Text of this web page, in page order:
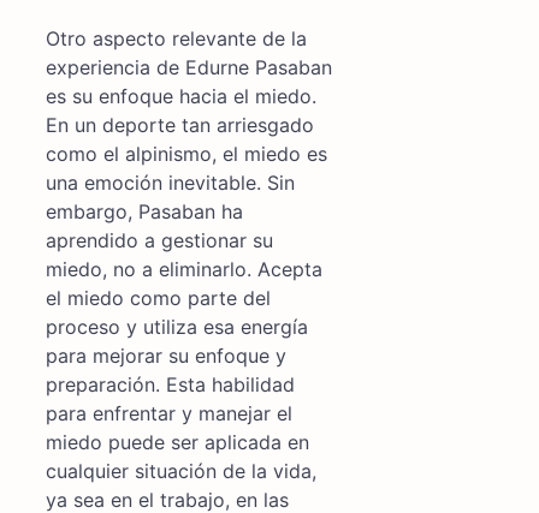
Otro aspecto relevante de la
experiencia de Edurne Pasaban
es su enfoque hacia el miedo.
En un deporte tan arriesgado
como el alpinismo, el miedo es
una emoción inevitable. Sin
embargo, Pasaban ha
aprendido a gestionar su
miedo, no a eliminarlo. Acepta
el miedo como parte del
proceso y utiliza esa energía
para mejorar su enfoque y
preparación. Esta habilidad
para enfrentar y manejar el
miedo puede ser aplicada en
cualquier situación de la vida,
ya sea en el trabajo, en las